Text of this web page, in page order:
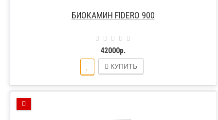
БИОКАМИН FIDERO 900
42000р.
КУПИТЬ